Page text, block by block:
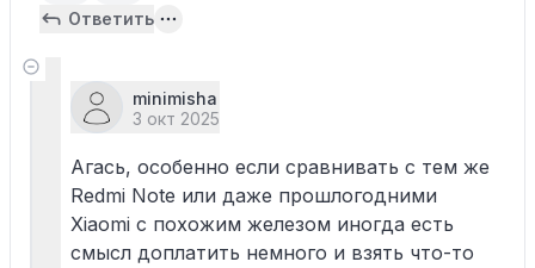
Ответить
minimisha
3 окт 2025
Агась, особенно если сравнивать с тем же
Redmi Note или даже прошлогодними
Xiaomi с похожим железом иногда есть
смысл доплатить немного и взять что-то